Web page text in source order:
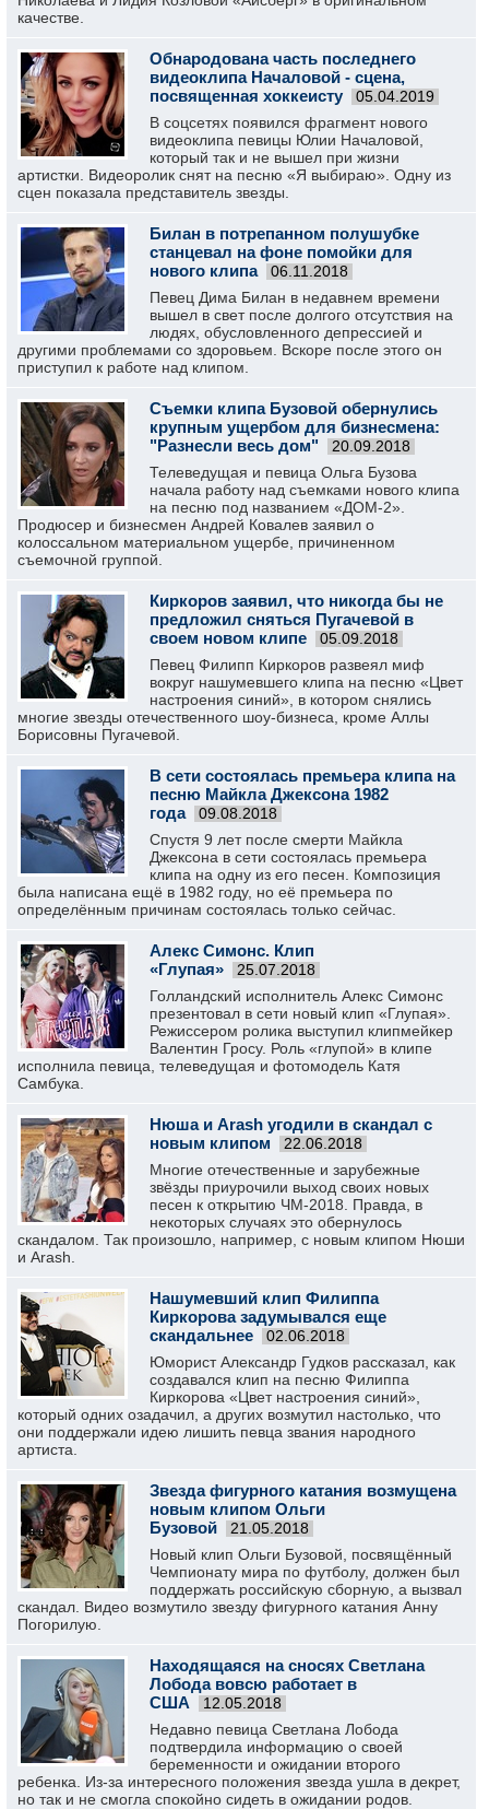
качестве.
Обнародована часть последнего
видеоклипа Началовой - сцена,
посвященная хоккеисту
05.04.2019
В соцсетях появился фрагмент нового
видеоклипа певицы Юлии Началовой,
который так и не вышел при жизни
артистки. Видеоролик снят на песню «Я выбираю». Одну из
сцен показала представитель звезды.
Билан в потрепанном полушубке
станцевал на фоне помойки для
нового клипа
06.11.2018
Певец Дима Билан в недавнем времени
вышел в свет после долгого отсутствия на
людях, обусловленного депрессией и
другими проблемами со здоровьем. Вскоре после этого он
приступил к работе над клипом.
Съемки клипа Бузовой обернулись
крупным ущербом для бизнесмена:
"Разнесли весь дом"
20.09.2018
Телеведущая и певица Ольга Бузова
начала работу над съемками нового клипа
на песню под названием «ДОМ-2».
Продюсер и бизнесмен Андрей Ковалев заявил о
колоссальном материальном ущербе, причиненном
съемочной группой.
Киркоров заявил, что никогда бы не
предложил сняться Пугачевой в
своем новом клипе
05.09.2018
Певец Филипп Киркоров развеял миф
вокруг нашумевшего клипа на песню «Цвет
настроения синий», в котором снялись
многие звезды отечественного шоу-бизнеса, кроме Аллы
Борисовны Пугачевой.
В сети состоялась премьера клипа на
песню Майкла Джексона 1982
года
09.08.2018
Спустя 9 лет после смерти Майкла
Джексона в сети состоялась премьера
клипа на одну из его песен. Композиция
была написана ещё в 1982 году, но её премьера по
определённым причинам состоялась только сейчас.
Алекс Симонс. Клип
«Глупая»
25.07.2018
Голландский исполнитель Алекс Симонс
презентовал в сети новый клип «Глупая».
Режиссером ролика выступил клипмейкер
Валентин Гросу. Роль «глупой» в клипе
исполнила певица, телеведущая и фотомодель Катя
Самбука.
Нюша и Arash угодили в скандал с
новым клипом
22.06.2018
Многие отечественные и зарубежные
звёзды приурочили выход своих новых
песен к открытию ЧМ-2018. Правда, в
некоторых случаях это обернулось
скандалом. Так произошло, например, с новым клипом Нюши
и Arash.
Нашумевший клип Филиппа
Киркорова задумывался еще
скандальнее
02.06.2018
Юморист Александр Гудков рассказал, как
создавался клип на песню Филиппа
Киркорова «Цвет настроения синий»,
который одних озадачил, а других возмутил настолько, что
они поддержали идею лишить певца звания народного
артиста.
Звезда фигурного катания возмущена
новым клипом Ольги
Бузовой
21.05.2018
Новый клип Ольги Бузовой, посвящённый
Чемпионату мира по футболу, должен был
поддержать российскую сборную, а вызвал
скандал. Видео возмутило звезду фигурного катания Анну
Погорилую.
Находящаяся на сносях Светлана
Лобода вовсю работает в
США
12.05.2018
Недавно певица Светлана Лобода
подтвердила информацию о своей
беременности и ожидании второго
ребенка. Из-за интересного положения звезда ушла в декрет,
но так и не смогла спокойно сидеть в ожидании родов.